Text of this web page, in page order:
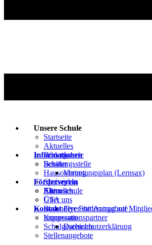
Unsere Schule
Startseite
Aktuelles
Bildergalerie
Beratungsstelle
Hausordnung
Speiseplan
Klimaschule
GTA
Besondere Förderangebote
Kooperationspartner
Schulgeschichte
Stellenangebote
Informationen
Schüler
Vertretungsplan (Lernsax)
Eltern
Förderverein
Aktuelles
Über uns
Flyer mit Antrag auf
Kontakt
Impressum
Datenschutzerklärung